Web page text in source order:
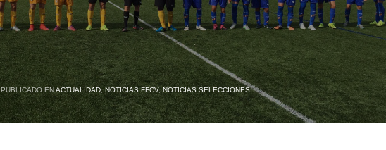
PUBLICADO ENACTUALIDAD,NOTICIAS FFCV,NOTICIAS SELECCIONES